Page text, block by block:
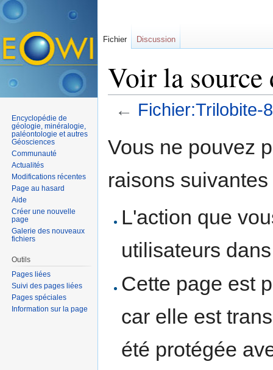
Voir la
← Fichier:Trilobite-
Vous ne pouvez
raisons suivantes
L'action que
utilisateurs
Cette page est
car elle est
été protégée
Fichier Discussion
Encyclopédie de
géologie, minéralogie,
paléontologie et autres
Géosciences
Communauté
Actualités
Modifications récentes
Page au hasard
Aide
Créer une nouvelle
page
Galerie des nouveaux
fichiers
Outils
Pages liées
Suivi des pages liées
Pages spéciales
Information sur la page